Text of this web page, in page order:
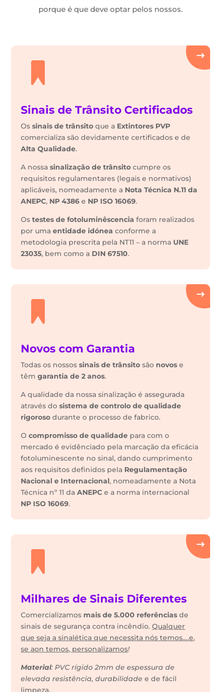
porque é que deve optar pelos nossos.
Sinais de Trânsito Certificados
Ossinais de trânsito que a Extintores PVP
comercializa são devidamente certificados e de
Alta Qualidade.
A nossasinalização de trânsito cumpre os
requisitos regulamentares (legais e normativos)
aplicáveis, nomeadamente a Nota Técnica N.11 da
ANEPC, NP 4386 e NP ISO 16069.
Ostestes de fotoluminêscencia foram realizados
por umaentidade idónea conforme a
metodologia prescrita pela NT11 – a norma UNE
23035, bem como a DIN 67510.
Novos com Garantia
Todas os nossossinais de trânsito são novos e
têmgarantia de 2 anos.
A qualidade da nossa sinalização é assegurada
através dosistema de controlo de qualidade
rigoroso durante o processo de fabrico.
Ocompromisso de qualidade para com o
mercado é evidênciado pela marcação da eficácia
fotoluminescente no sinal, dando cumprimento
aos requisitos definidos pela Regulamentação
Nacional e Internacional, nomeadamente a Nota
Técnica nº 11 daANEPC e a norma internacional
NP ISO 16069.
Milhares de Sinais Diferentes
Comercializamos mais de 5.000 referências de
sinais de segurança contra incêndio.Qualquer
que seja a sinalética que necessita nós temos….e,
se aon temos, personalizamos!
Material: PVC rígido 2mm de espessura de
elevada resistência, durabilidadee de fácil
limpeza.